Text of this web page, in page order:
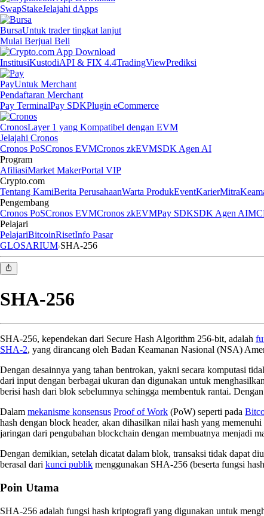
SwapStakeJelajahi dApps
BursaUntuk trader tingkat lanjut
Mulai Berjual Beli
InstitusiKustodiAPI & FIX 4.4TradingViewPrediksi
PayUntuk Merchant
Pendaftaran Merchant
Pay TerminalPay SDKPlugin eCommerce
CronosLayer 1 yang Kompatibel dengan EVM
Jelajahi Cronos
Cronos PoSCronos EVMCronos zkEVMSDK Agen AI
Program
AfiliasiMarket MakerPortal VIP
Crypto.com
Tentang KamiBerita PerusahaanWarta ProdukEventKarierMitra
Pengembang
Cronos PoSCronos EVMCronos zkEVMPay SDKSDK Agen AI
Pelajari
PelajariBitcoinRisetInfo Pasar
GLOSARIUM SHA-256
SHA-256
SHA-256, kependekan dari Secure Hash Algorithm 256-bit, adalah
SHA-2, yang dirancang oleh Badan Keamanan Nasional (NSA)
Dengan desainnya yang tahan bentrokan, yakni secara komputasi
dari input dengan berbagai ukuran dan digunakan untuk
berisi hash dari blok sebelumnya sehingga membentuk rantai.
Dalam mekanisme konsensus Proof of Work (PoW) seperti pada
hash dengan block header, akan dihasilkan nilai hash yang
jaringan dari pengubahan blockchain dengan membuatnya menjadi
Dengan demikian, setelah dicatat dalam blok, transaksi tidak dapat
berasal dari kunci publik menggunakan SHA-256 (beserta fungsi
Poin Utama
SHA-256 adalah fungsi hash kriptografi yang digunakan untuk